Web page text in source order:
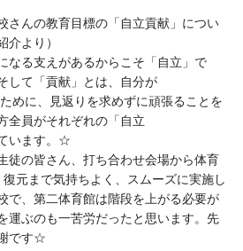
の教育目標の「自立貢献」につい
介より）
る支えがあるからこそ「自立」で
して「貢献」とは、自分が
に、見返りを求めずに頑張ることを
全員がそれぞれの「自立
います。☆
徒の皆さん、打ち合わせ会場から体育
元まで気持ちよく、スムーズに実施し
で、第二体育館は階段を上がる必要が
運ぶのも一苦労だったと思います。先
です☆